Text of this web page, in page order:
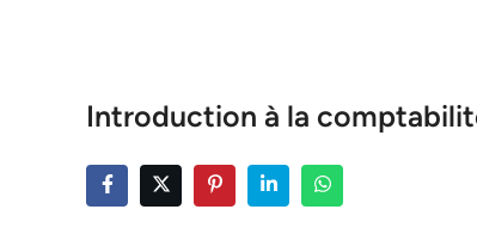
Introduction à la